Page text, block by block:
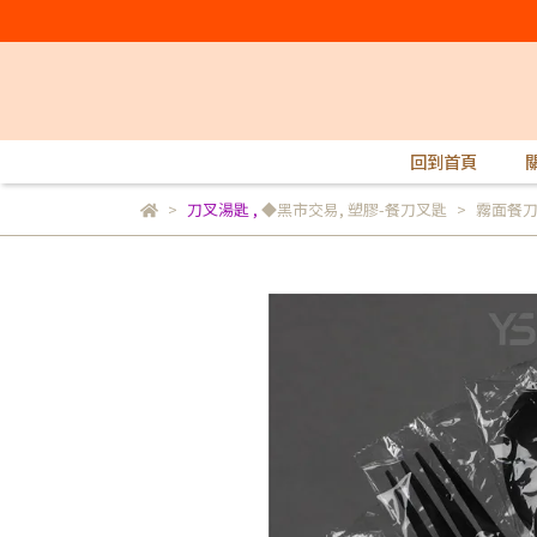
回到首頁
刀叉湯匙 , ◆黑市交易, 塑膠-餐刀叉匙 霧面餐